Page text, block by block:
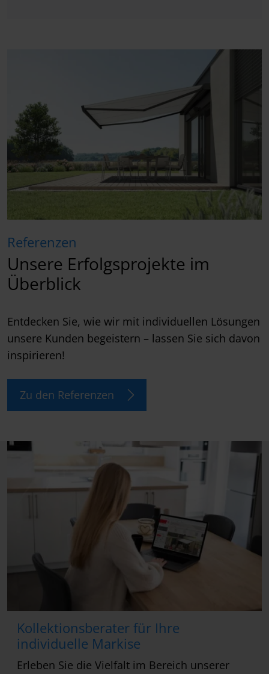
Referenzen
Unsere Erfolgsprojekte im
Überblick
Entdecken Sie, wie wir mit individuellen Lösungen
unsere Kunden begeistern – lassen Sie sich davon
inspirieren!
Zu den Referenzen
Kollektionsberater für Ihre
individuelle Markise
Erleben Sie die Vielfalt im Bereich unserer